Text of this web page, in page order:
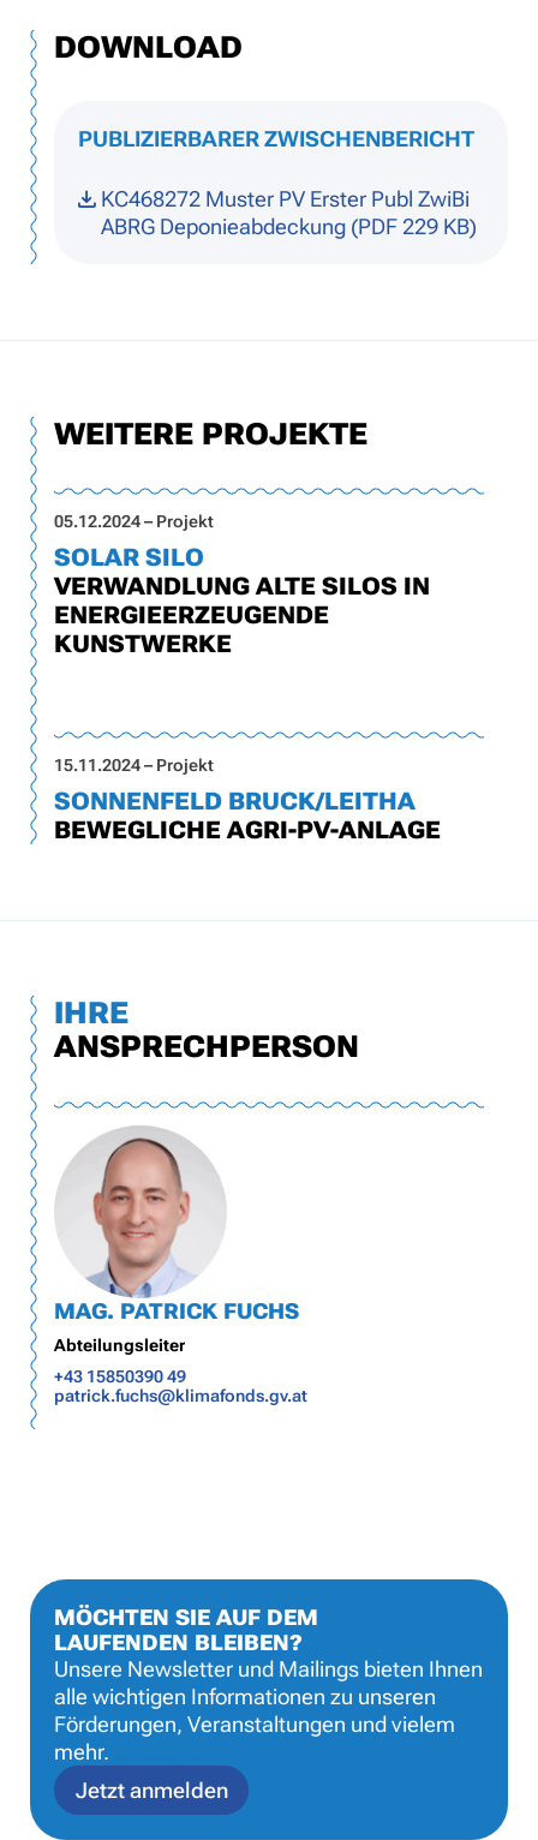
DOWNLOAD
PUBLIZIERBARER ZWISCHENBERICHT
KC468272 Muster PV Erster Publ ZwiBi
ABRG Deponieabdeckung (PDF 229 KB)
WEITERE PROJEKTE
05.12.2024 – Projekt
SOLAR SILO
VERWANDLUNG ALTE SILOS IN
ENERGIEERZEUGENDE
KUNSTWERKE
15.11.2024 – Projekt
SONNENFELD BRUCK/LEITHA
BEWEGLICHE AGRI-PV-ANLAGE
IHRE
ANSPRECHPERSON
MAG. PATRICK FUCHS
Abteilungsleiter
+43 15850390 49
patrick.fuchs@klimafonds.gv.at
MÖCHTEN SIE AUF DEM
LAUFENDEN BLEIBEN?
Unsere Newsletter und Mailings bieten Ihnen
alle wichtigen Informationen zu unseren
Förderungen, Veranstaltungen und vielem
mehr.
Jetzt anmelden